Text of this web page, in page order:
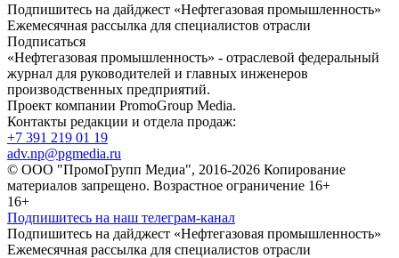
Подпишитесь на дайджест «Нефтегазовая промышленность»
Ежемесячная рассылка для специалистов отрасли
Подписаться
«Нефтегазовая промышленность» - отраслевой федеральный
журнал для руководителей и главных инженеров
производственных предприятий.
Проект компании PromoGroup Media.
Контакты редакции и отдела продаж:
+7 391 219 01 19
adv.np@pgmedia.ru
© ООО "ПромоГрупп Медиа", 2016-2026 Копирование
материалов запрещено. Возрастное ограничение 16+
16+
Подпишитесь на наш телеграм-канал
Подпишитесь на дайджест «Нефтегазовая промышленность»
Ежемесячная рассылка для специалистов отрасли